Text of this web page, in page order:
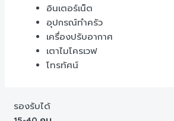
อินเตอร์เน็ต
อุปกรณ์ทำครัว
เครื่องปรับอากาศ
เตาไมโครเวฟ
โทรทัศน์
รองรับได้